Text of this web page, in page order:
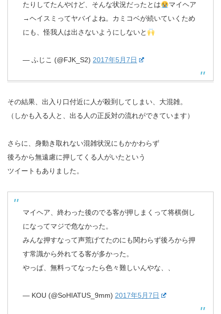
たりしてたんやけど、そんな状況だったとは
マイヘア
→ヘイスミってヤバイよね。カミコベが続いていくため
にも、怪我人は出さないようにしないと
— ふじこ (@FJK_S2) 2017年5月7日
その結果、出入り口付近に人が殺到してしまい、大混雑。
（しかも入る人と、出る人の正反対の流れができています）
さらに、身動き取れない混雑状況にもかかわらず
後ろから無遠慮に押してくる人がいたという
ツイートもありました。
マイヘア、終わった後のでる客が押しまくって将棋倒し
になってマジで危なかった。
みんな押すなって声荒げてたのにも関わらず後ろから押
す常識から外れてる客が多かった。
やっぱ、無料ってなったら色々難しいんやな、、
— KOU (@SoHIATUS_9mm) 2017年5月7日